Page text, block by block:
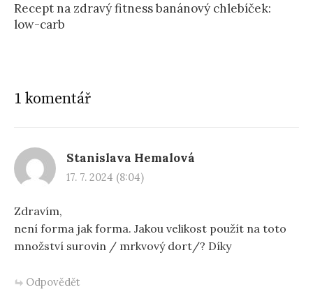
Recept na zdravý fitness banánový chlebíček:
low-carb
1 komentář
Stanislava Hemalová
17. 7. 2024 (8:04)
Zdravím,
není forma jak forma. Jakou velikost použít na toto
množství surovin / mrkvový dort/? Díky
Odpovědět